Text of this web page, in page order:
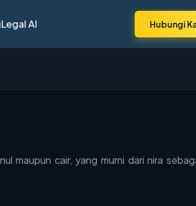
Legal AI Hubungi
maupun cair, yang murni dari nira